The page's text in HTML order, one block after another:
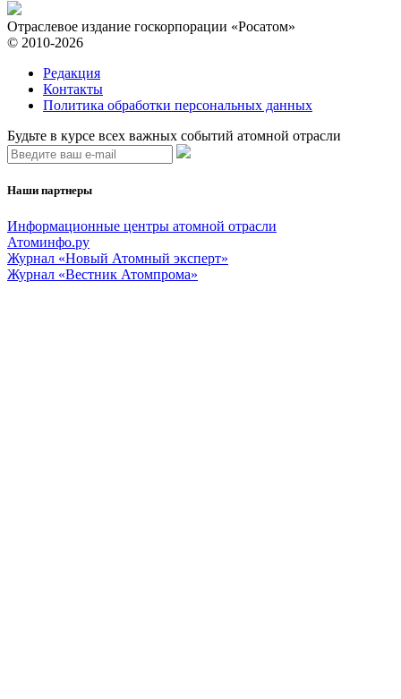
Отраслевое издание госкорпорации «Росатом»
© 2010-2026
Редакция
Контакты
Политика обработки персональных данных
Будьте в курсе всех важных событий атомной отрасли
Наши партнеры
Информационные центры атомной отрасли
Атоминфо.ру
Журнал «Новый Атомный эксперт»
Журнал «Вестник Атомпрома»